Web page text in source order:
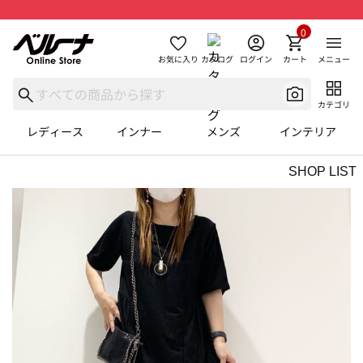
お気に入り カタログ ログイン カート
0
メニュー
カテゴリ
レディース インナー メンズ インテリア
SHOP LIST